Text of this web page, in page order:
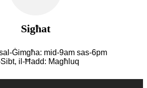
Sigħat
Ġimgħa: mid-9am sas-6pm
Sibt, il-Ħadd: Magħluq